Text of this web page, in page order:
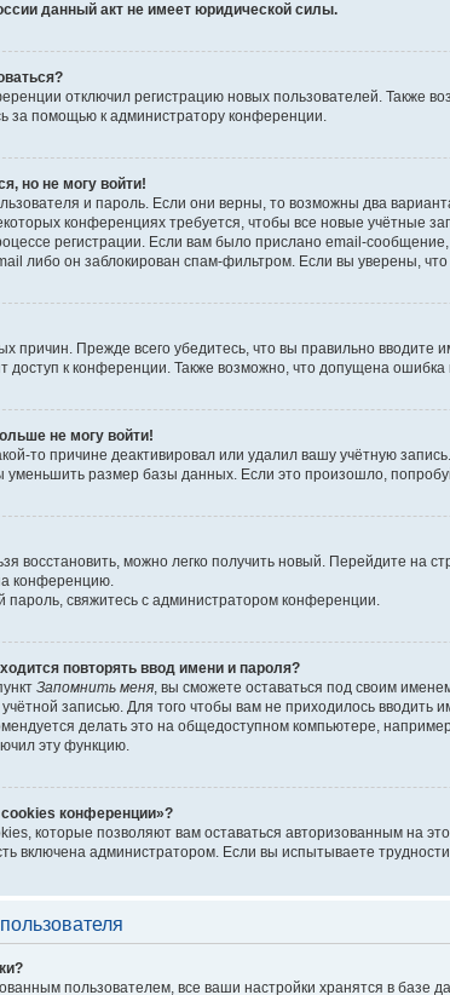
данный акт не имеет юридической силы.
отключил регистрацию новых пользователей. Также
за помощью к администратору конференции.
но не могу войти!
и пароль. Если они верны, то возможны два
конференциях требуется, чтобы все новые учётные
регистрации. Если вам было прислано email-
либо он заблокирован спам-фильтром. Если вы уверены,
причин. Прежде всего убедитесь, что вы правильно
доступ к конференции. Также возможно, что допущена
не могу войти!
то причине деактивировал или удалил вашу учётную
размер базы данных. Если это произошло,
восстановить, можно легко получить новый. Перейдите на
конференцию.
пароль, свяжитесь с администратором конференции.
повторять ввод имени и пароля?
Запомнить меня, вы сможете оставаться под своим
записью. Для того чтобы вам не приходилось
делать это на общедоступном компьютере,
эту функцию.
конференции»?
которые позволяют вам оставаться авторизованным на
включена администратором. Если вы испытываете
пользователем, все ваши настройки хранятся в